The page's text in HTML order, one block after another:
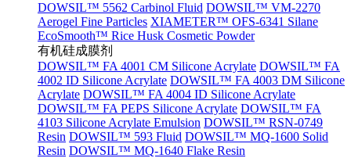
DOWSIL™ 5562 Carbinol Fluid DOWSIL™ VM-2270
Aerogel Fine Particles XIAMETER™ OFS-6341 Silane
EcoSmooth™ Rice Husk Cosmetic Powder
有机硅成膜剂
DOWSIL™ FA 4001 CM Silicone Acrylate DOWSIL™ FA
4002 ID Silicone Acrylate DOWSIL™ FA 4003 DM Silicone
Acrylate DOWSIL™ FA 4004 ID Silicone Acrylate
DOWSIL™ FA PEPS Silicone Acrylate DOWSIL™ FA
4103 Silicone Acrylate Emulsion DOWSIL™ RSN-0749
Resin DOWSIL™ 593 Fluid DOWSIL™ MQ-1600 Solid
Resin DOWSIL™ MQ-1640 Flake Resin